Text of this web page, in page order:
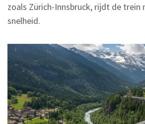
zoals Zürich-Innsbruck, rijdt de trein
snelheid.